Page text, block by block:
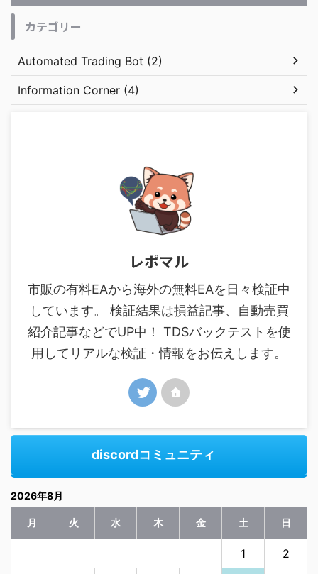
カテゴリー
Automated Trading Bot (2)
Information Corner (4)
レポマル
市販の有料EAから海外の無料EAを日々検証中
しています。 検証結果は損益記事、自動売買
紹介記事などでUP中！ TDSバックテストを使
用してリアルな検証・情報をお伝えします。
discordコミュニティ
2026年8月
月 火 水 木 金 土 日
1 2